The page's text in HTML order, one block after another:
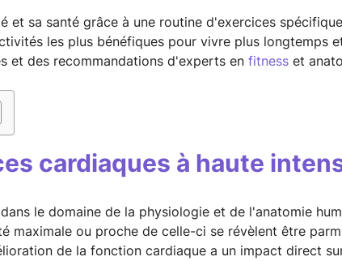
et sa santé grâce à une routine d'exercices
les plus bénéfiques pour vivre plus longtemps
et des recommandations d'experts en fitness et
cardiaques à haute
le domaine de la physiologie et de l'anatomie
maximale ou proche de celle-ci se révèlent être
de la fonction cardiaque a un impact direct